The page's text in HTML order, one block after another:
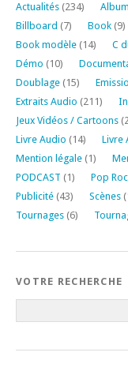
Actualités (234)
Billboard (7) Book (9)
Book modèle (14) C
Démo (10)
Doublage (15)
Extraits Audio (211)
Jeux Vidéos / Cartoons
Livre Audio (14) Livre
Mention légale (1)
PODCAST (1) Pop
Publicité (43) Scènes
Tournages (6)
VOTRE RECHERCHE